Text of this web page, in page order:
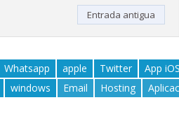
Entrada antigua
Whatsapp apple Twitter App iOS
windows
Email Hosting